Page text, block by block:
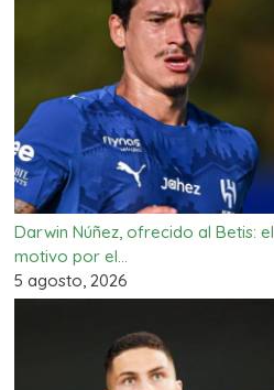
Darwin Núñez, ofrecido al Betis: el
motivo por el…
5 agosto, 2026